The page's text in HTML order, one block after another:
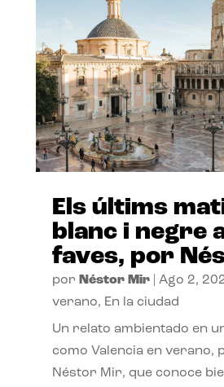
Els últims
blanc i negre
faves, por
por Néstor Mir| Ago 2,
verano, En la ciudad
Un relato ambientado en
como Valencia en verano,
Néstor Mir, que conoce